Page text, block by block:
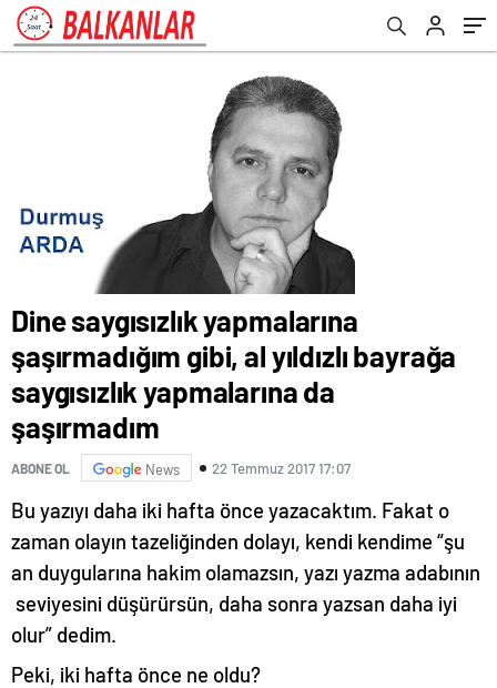
yapmalarına da şaşırmadım
Dine saygısızlık yapmalarına
şaşırmadığım gibi, al yıldızlı bayrağa
saygısızlık yapmalarına da
şaşırmadım
ABONE OL News 22 Temmuz 2017 17:07
Bu yazıyı daha iki hafta önce yazacaktım. Fakat o
zaman olayın tazeliğinden dolayı, kendi kendime “şu
an duygularına hakim olamazsın, yazı yazma adabının
seviyesini düşürürsün, daha sonra yazsan daha iyi
olur” dedim.
Peki, iki hafta önce ne oldu?